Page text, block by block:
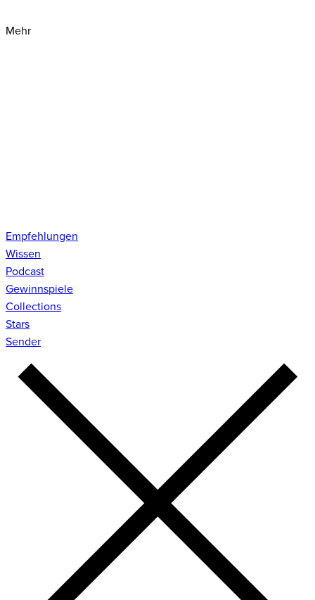
Mehr
Empfehlungen
Wissen
Podcast
Gewinnspiele
Collections
Stars
Sender